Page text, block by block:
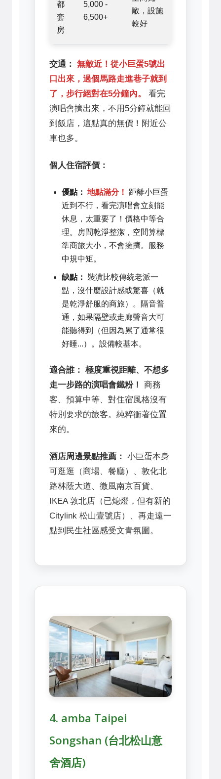
都
套
房
5,000 -
6,500+
敞，設施
較好
交通： 無敵近！從小巨蛋5號出
口出來，過個馬路走進巷子就到
了，步行絕對在5分鐘內。
看完
演唱會擠出來，不用5分鐘就能回
到飯店，這點真的無價！附近公
車也多。
個人住宿評價：
優點： 地點滿分！
距離小巨蛋
近到不行，看完演唱會立刻能
休息，太重要了！價格中等合
理。房間乾淨整潔，空間算標
準商旅大小，不會擁擠。服務
中規中矩。
缺點：
裝潢比較傳統老派一
點，沒什麼設計感或驚喜（就
是乾淨舒服的商旅）。隔音普
通，如果隔壁或走廊聲音大可
能聽得到（但因為累了通常很
好睡...）。設備較基本。
適合誰： 極度重視距離、不想多
走一步路的演唱會鐵粉！
商務
客、預算中等、對住宿風格沒有
特別要求的旅客。純粹衝著位置
來的。
酒店周邊景點推薦： 小巨蛋本身
可逛逛（商場、餐廳）、敦化北
路林蔭大道、微風南京百貨、
IKEA 敦北店（已熄燈，但有新的
Citylink 松山壹號店）、再走遠一
點到民生社區感受文青氛圍。
4. amba Taipei
Songshan (台北松山意
舍酒店)